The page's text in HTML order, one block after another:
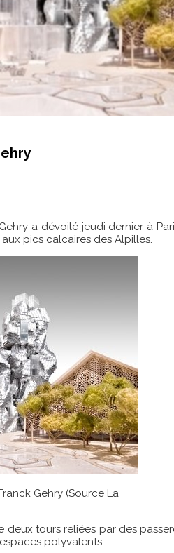
Gehry a dévoilé jeudi dernier à
pics calcaires des Alpilles.
Gehry (Source La
deux tours reliées par des
polyvalents.